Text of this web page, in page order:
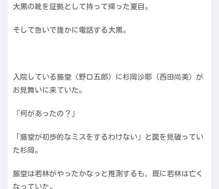
大黒の靴を証拠として持って帰った夏目。
そして急いで誰かに電話する大黒。
入院している藤堂（野口五郎）に杉岡沙耶（西田尚美）が
お見舞いに来ていた。
「何があったの？」
「藤堂が初歩的なミスをするわけない」と罠を見破ってい
た杉岡。
藤堂は若林がやったかなっと推測するも、既に若林は亡く
なっていた。